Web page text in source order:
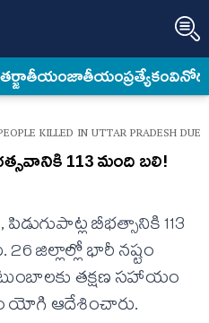
జాతీయంప్రత్యేకం
KILLED IN UTTAR PRADESH
113 మంది బలి!
బీభత్సానికి 113
జిల్లాల్లో భారీ నష్టం
తక్షణ సహాయం
యోగి ఆదేశించారు.